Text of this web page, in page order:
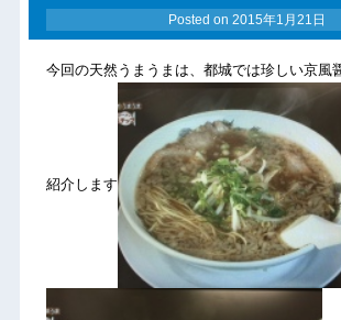
Posted on 2015年1月21日
今回の天然うまうまは、都城では珍しい京風
紹介します